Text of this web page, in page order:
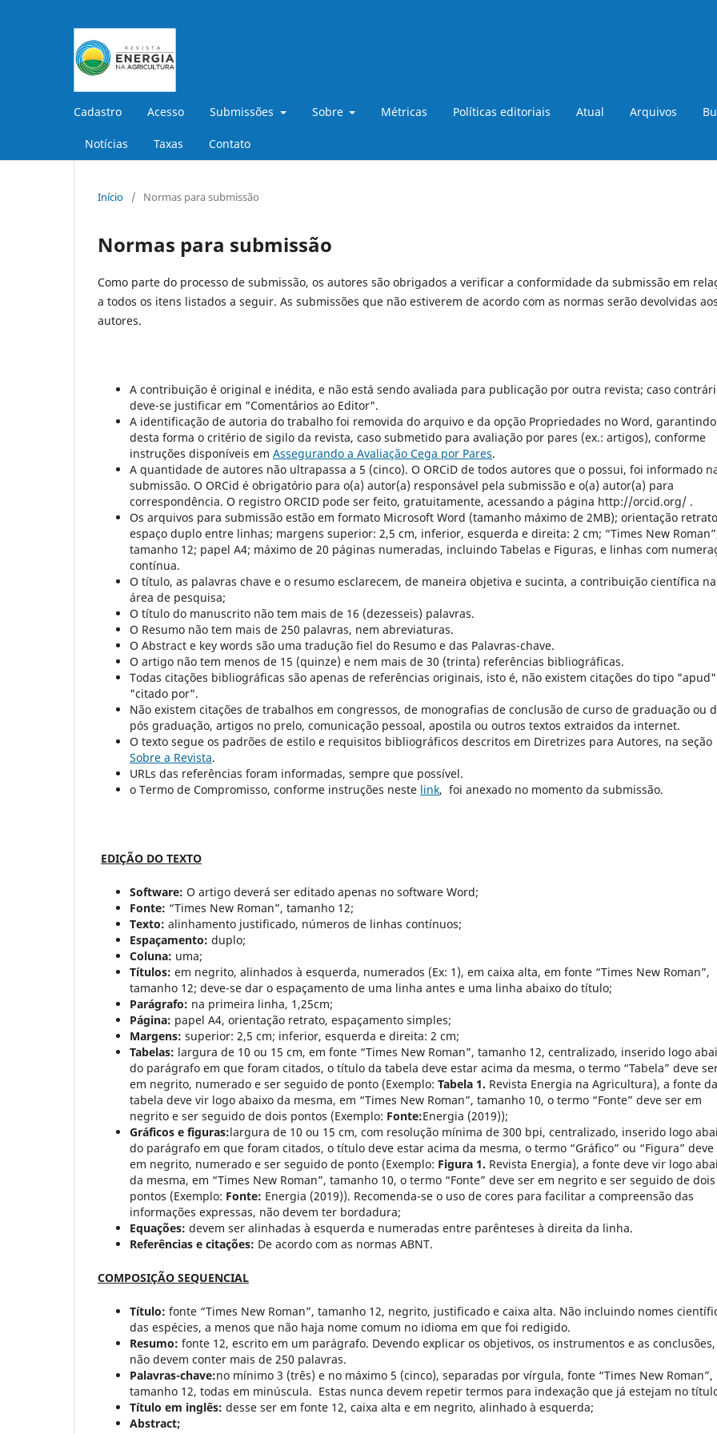
Cadastro Acesso Submissões Sobre Métricas Políticas editoriais Atual Arquivos
Notícias Taxas Contato
Início / Normas para submissão
Normas para submissão
Como parte do processo de submissão, os autores são obrigados a verificar a conformidade da submissão em
a todos os itens listados a seguir. As submissões que não estiverem de acordo com as normas serão devolvidas aos
autores.
A contribuição é original e inédita, e não está sendo avaliada para publicação por outra revista; caso
deve-se justificar em "Comentários ao Editor".
A identificação de autoria do trabalho foi removida do arquivo e da opção Propriedades no Word, garantindo
desta forma o critério de sigilo da revista, caso submetido para avaliação por pares (ex.: artigos), conforme
instruções disponíveis em Assegurando a Avaliação Cega por Pares.
A quantidade de autores não ultrapassa a 5 (cinco). O ORCiD de todos autores que o possui, foi informado
submissão. O ORCid é obrigatório para o(a) autor(a) responsável pela submissão e o(a) autor(a) para
correspondência. O registro ORCID pode ser feito, gratuitamente, acessando a página http://orcid.org/ .
Os arquivos para submissão estão em formato Microsoft Word (tamanho máximo de 2MB); orientação
espaço duplo entre linhas; margens superior: 2,5 cm, inferior, esquerda e direita: 2 cm; “Times New
tamanho 12; papel A4; máximo de 20 páginas numeradas, incluindo Tabelas e Figuras, e linhas com
contínua.
O título, as palavras chave e o resumo esclarecem, de maneira objetiva e sucinta, a contribuição científica na
área de pesquisa;
O título do manuscrito não tem mais de 16 (dezesseis) palavras.
O Resumo não tem mais de 250 palavras, nem abreviaturas.
O Abstract e key words são uma tradução fiel do Resumo e das Palavras-chave.
O artigo não tem menos de 15 (quinze) e nem mais de 30 (trinta) referências bibliográficas.
Todas citações bibliográficas são apenas de referências originais, isto é, não existem citações do tipo
"citado por".
Não existem citações de trabalhos em congressos, de monografias de conclusão de curso de graduação ou
pós graduação, artigos no prelo, comunicação pessoal, apostila ou outros textos extraidos da internet.
O texto segue os padrões de estilo e requisitos bibliográficos descritos em Diretrizes para Autores, na seção
Sobre a Revista.
URLs das referências foram informadas, sempre que possível.
o Termo de Compromisso, conforme instruções neste link, foi anexado no momento da submissão.
EDIÇÃO DO TEXTO
Software: O artigo deverá ser editado apenas no software Word;
Fonte: “Times New Roman”, tamanho 12;
Texto: alinhamento justificado, números de linhas contínuos;
Espaçamento: duplo;
Coluna: uma;
Títulos: em negrito, alinhados à esquerda, numerados (Ex: 1), em caixa alta, em fonte “Times New Roman”,
tamanho 12; deve-se dar o espaçamento de uma linha antes e uma linha abaixo do título;
Parágrafo: na primeira linha, 1,25cm;
Página: papel A4, orientação retrato, espaçamento simples;
Margens: superior: 2,5 cm; inferior, esquerda e direita: 2 cm;
Tabelas: largura de 10 ou 15 cm, em fonte “Times New Roman”, tamanho 12, centralizado, inserido logo
do parágrafo em que foram citados, o título da tabela deve estar acima da mesma, o termo “Tabela” deve
em negrito, numerado e ser seguido de ponto (Exemplo: Tabela 1. Revista Energia na Agricultura), a fonte da
tabela deve vir logo abaixo da mesma, em “Times New Roman”, tamanho 10, o termo “Fonte” deve ser em
negrito e ser seguido de dois pontos (Exemplo: Fonte:Energia (2019));
Gráficos e figuras:largura de 10 ou 15 cm, com resolução mínima de 300 bpi, centralizado, inserido logo
do parágrafo em que foram citados, o título deve estar acima da mesma, o termo “Gráfico” ou “Figura” deve
em negrito, numerado e ser seguido de ponto (Exemplo: Figura 1. Revista Energia), a fonte deve vir logo
da mesma, em “Times New Roman”, tamanho 10, o termo “Fonte” deve ser em negrito e ser seguido de dois
pontos (Exemplo: Fonte: Energia (2019)). Recomenda-se o uso de cores para facilitar a compreensão das
informações expressas, não devem ter bordadura;
Equações: devem ser alinhadas à esquerda e numeradas entre parênteses à direita da linha.
Referências e citações: De acordo com as normas ABNT.
COMPOSIÇÃO SEQUENCIAL
Título: fonte “Times New Roman”, tamanho 12, negrito, justificado e caixa alta. Não incluindo nomes
das espécies, a menos que não haja nome comum no idioma em que foi redigido.
Resumo: fonte 12, escrito em um parágrafo. Devendo explicar os objetivos, os instrumentos e as conclusões,
não devem conter mais de 250 palavras.
Palavras-chave:no mínimo 3 (três) e no máximo 5 (cinco), separadas por vírgula, fonte “Times New Roman”,
tamanho 12, todas em minúscula. Estas nunca devem repetir termos para indexação que já estejam no
Título em inglês: desse ser em fonte 12, caixa alta e em negrito, alinhado à esquerda;
Abstract;